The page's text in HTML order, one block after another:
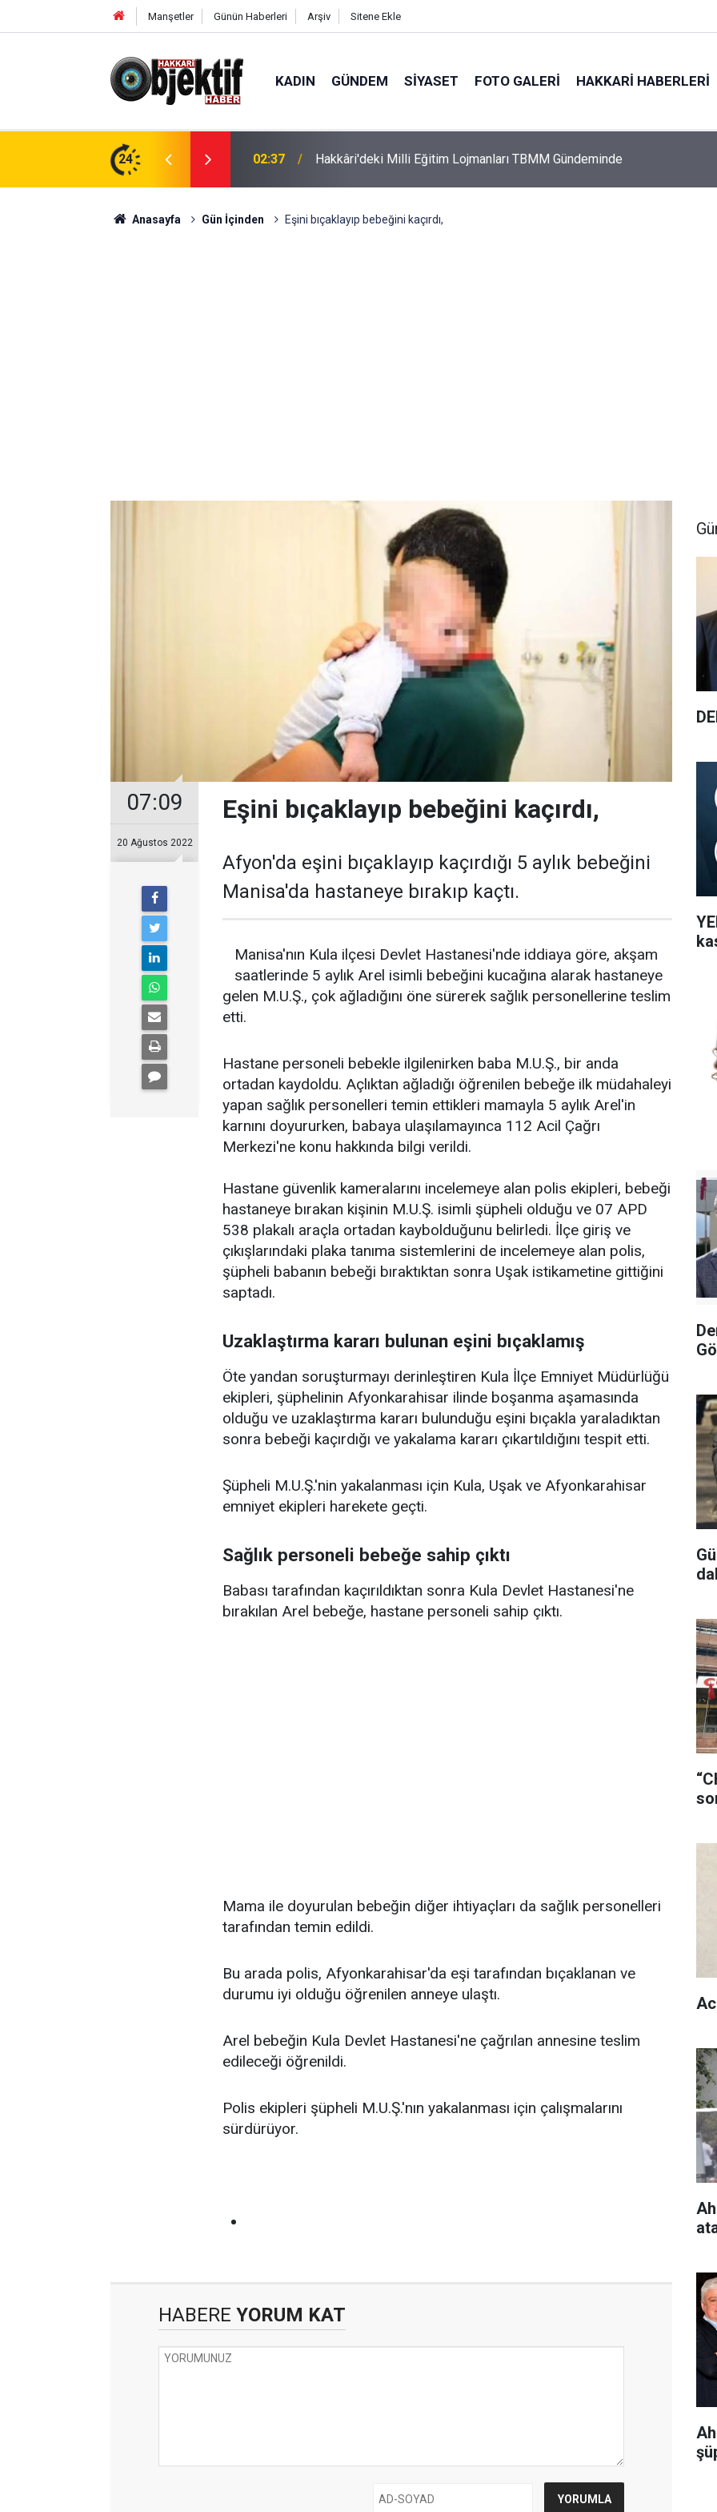
Manşetler Günün Haberleri Arşiv Sitene Ekle
KADIN GÜNDEM SIYASET FOTO GALERI HAKKARI HABERLERI
24
TBMM Gündeminde 02:23 İsviçre’nin iade ettiği Bahar Yalçınkaya 15 aylık bebeğiyle tutuklandı
Anasayfa Gün İçinden Eşini bıçaklayıp bebeğini kaçırdı,
07:09
20 Ağustos 2022
Eşini bıçaklayıp bebeğini kaçırdı,
Afyon'da eşini bıçaklayıp kaçırdığı 5 aylık bebeğini
Manisa'da hastaneye bırakıp kaçtı.
Manisa'nın Kula ilçesi Devlet Hastanesi'nde iddiaya göre, akşam
saatlerinde 5 aylık Arel isimli bebeğini kucağına alarak hastaneye
gelen M.U.Ş., çok ağladığını öne sürerek sağlık personellerine teslim
etti.
Hastane personeli bebekle ilgilenirken baba M.U.Ş., bir anda
ortadan kaydoldu. Açlıktan ağladığı öğrenilen bebeğe ilk müdahaleyi
yapan sağlık personelleri temin ettikleri mamayla 5 aylık Arel'in
karnını doyururken, babaya ulaşılamayınca 112 Acil Çağrı
Merkezi'ne konu hakkında bilgi verildi.
Hastane güvenlik kameralarını incelemeye alan polis ekipleri, bebeği
hastaneye bırakan kişinin M.U.Ş. isimli şüpheli olduğu ve 07 APD
538 plakalı araçla ortadan kaybolduğunu belirledi. İlçe giriş ve
çıkışlarındaki plaka tanıma sistemlerini de incelemeye alan polis,
şüpheli babanın bebeği bıraktıktan sonra Uşak istikametine gittiğini
saptadı.
Uzaklaştırma kararı bulunan eşini bıçaklamış
Öte yandan soruşturmayı derinleştiren Kula İlçe Emniyet Müdürlüğü
ekipleri, şüphelinin Afyonkarahisar ilinde boşanma aşamasında
olduğu ve uzaklaştırma kararı bulunduğu eşini bıçakla yaraladıktan
sonra bebeği kaçırdığı ve yakalama kararı çıkartıldığını tespit etti.
Şüpheli M.U.Ş.'nin yakalanması için Kula, Uşak ve Afyonkarahisar
emniyet ekipleri harekete geçti.
Sağlık personeli bebeğe sahip çıktı
Babası tarafından kaçırıldıktan sonra Kula Devlet Hastanesi'ne
bırakılan Arel bebeğe, hastane personeli sahip çıktı.
Mama ile doyurulan bebeğin diğer ihtiyaçları da sağlık personelleri
tarafından temin edildi.
Bu arada polis, Afyonkarahisar'da eşi tarafından bıçaklanan ve
durumu iyi olduğu öğrenilen anneye ulaştı.
Arel bebeğin Kula Devlet Hastanesi'ne çağrılan annesine teslim
edileceği öğrenildi.
Polis ekipleri şüpheli M.U.Ş.'nın yakalanması için çalışmalarını
sürdürüyor.
HABERE YORUM KAT